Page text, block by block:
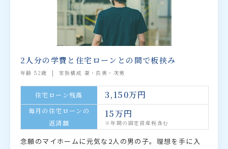
2人分の学費と住宅ローンとの間で板挟み
年齢 52歳 家族構成 妻・長男・次男
住宅ローン残高 3,150万円
毎月の住宅ローンの
返済額
15万円
※年間の固定資産税含む
念願のマイホームに元気な2人の男の子。理想を手に入